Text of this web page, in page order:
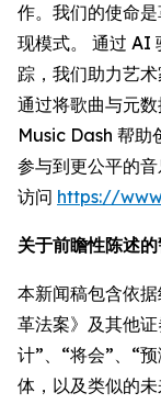
作。我们的使命
现模式。 通过 AI
踪，我们助力艺
通过将歌曲与元
Music Dash 帮助
参与到更公平的
访问 https://
关于前瞻性陈述
本新闻稿包含依
革法案》及其他
计”、“将会”、“
体，以及类似的